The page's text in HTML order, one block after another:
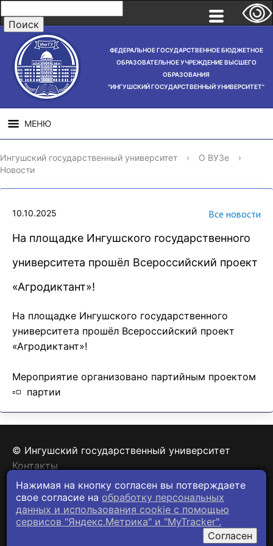
ФЕДЕРАЛЬНОЕ ГОСУДАРСТВЕННОЕ БЮДЖЕТНОЕ
ОБРАЗОВАТЕЛЬНОЕ УЧРЕЖДЕНИЕ ВЫСШЕГО
ОБРАЗОВАНИЯ
"ИНГУШСКИЙ ГОСУДАРСТВЕННЫЙ УНИВЕРСИТЕТ"
МЕНЮ
СВЕДЕНИЯ ОБ
ОБРАЗОВАТЕЛЬНОЙ
НАУЧНАЯ
ДЕЯТЕЛЬНОСТЬ
Ингушский государственный университет › О ВУЗе
›
Новости
10.10.2025 Все новости
На площадке Ингушского государственного
университета прошёл Всероссийский проект
«Агродиктант»!
На площадке Ингушского государственного
университета прошёл Всероссийский проект
«Агродиктант»!
Мероприятие организовано партийным проектом
▫️◽️ партии
© Ингушский государственный университет
Контакты
Политика конфиденциальности
Нажимая на кнопку согласен вы потверждаете
свое согласие на обработку персональных
данных и использования cookie c помощью
сервисов "Яндекс.Метрика" и "MyTracker".
Согласен